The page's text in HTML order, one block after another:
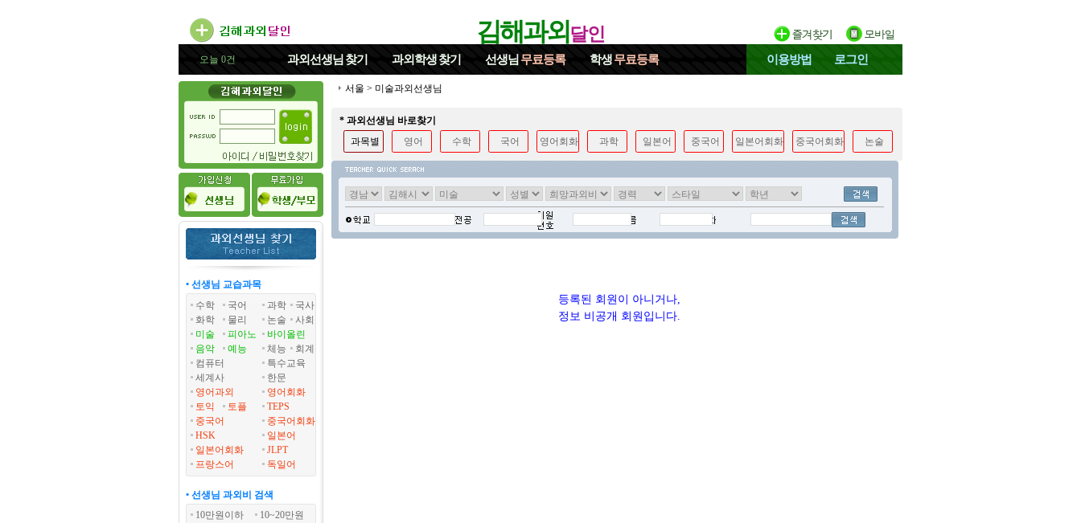
김해과외달인
오늘 0건 과외선생님 찾기 과외학생찾기 선생님 무료등록 학생무료등록 이용방법 로그인
• 선생님 교습과목
수학
국어 과학
국사
화학
물리 논술
사회
미술
피아노
바이올린
음악
예능 체능
회계
컴퓨터
특수교육
세계사
한문
영어과외
영어회화
토익
토플
TEPS
중국어
중국어회화
HSK
일본어
일본어회화
JLPT
프랑스어
독일어
• 선생님 과외비 검색
10만원이하
10~20만원
서울 > 미술과외선생님
* 과외선생님 바로찾기
과목별
영어 수학 국어 영어회화 과학 일본어 중국어 일본어회화 중국어회화 논술
등록된 회원이 아니거나,
정보 비공개 회원입니다.